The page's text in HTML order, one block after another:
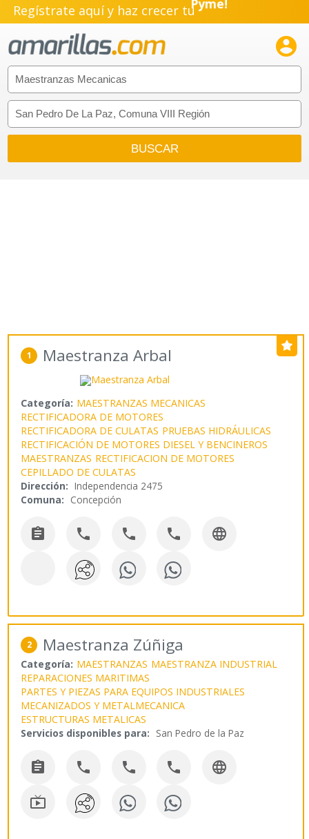
Regístrate aquí y haz crecer tuPyme!
Emprendimiento!

1 Maestranza Arbal
Categoría: MAESTRANZAS MECANICAS
RECTIFICADORA DE MOTORES
RECTIFICADORA DE CULATAS PRUEBAS HIDRÁULICAS
RECTIFICACIÓN DE MOTORES DIESEL Y BENCINEROS
MAESTRANZAS RECTIFICACION DE MOTORES
CEPILLADO DE CULATAS
Dirección: Independencia 2475
Comuna: Concepción
    
2 Maestranza Zúñiga
Categoría: MAESTRANZAS MAESTRANZA INDUSTRIAL
REPARACIONES MARITIMAS
PARTES Y PIEZAS PARA EQUIPOS INDUSTRIALES
MECANIZADOS Y METALMECANICA
ESTRUCTURAS METALICAS
Servicios disponibles para: San Pedro de la Paz
    
